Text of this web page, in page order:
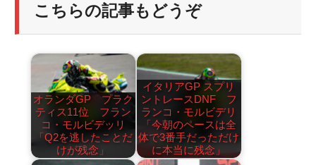
こちらの記事もどうぞ
オランダGP プラク
ティス11位 フラン
コ・モルビデッリ
「Q2を逃したことだ
けが残念」
イタリアGP スプリ
ントレースDNF フ
ランコ・モルビデリ
「今朝のペースは全
体で3番手だっただけ
に本当に残念」